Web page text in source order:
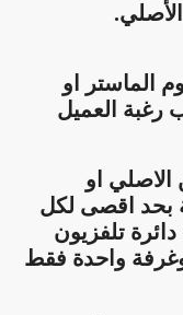
الماستر او
رغبة العميل
او
لتأسيس 80 نقطة بحد اقصى لكل
تلفزيون
واحدة فقط